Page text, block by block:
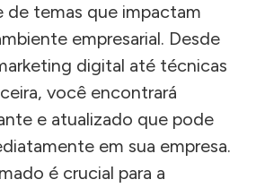
de temas que impactam
empresarial. Desde
digital até técnicas
você encontrará
e atualizado que pode
em sua empresa.
é crucial para a